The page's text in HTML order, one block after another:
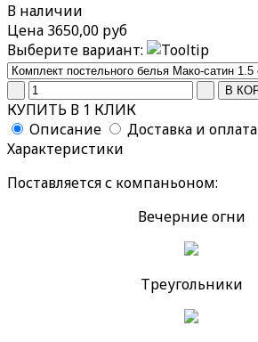
В наличии
Цена 3650,00 руб
Выберите вариант:
КУПИТЬ В 1 КЛИК
Описание
Доставка и оплата
Характеристики
Поставляется с компаньоном:
Вечерние огни
Треугольники